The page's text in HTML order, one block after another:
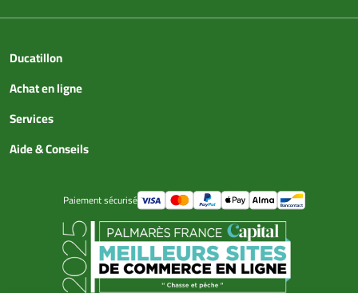
Ducatillon
Achat en ligne
Services
Aide & Conseils
Paiement sécurisé